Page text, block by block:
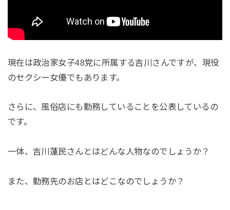
現在は政治家女子48党に所属する吉川さんですが、現役
のセクシー女優でもあります。
さらに、風俗店にも勤務していることを公表しているの
です。
一体、吉川蓮民さんとはどんな人物なのでしょうか？
また、勤務先のお店とはどこなのでしょうか？